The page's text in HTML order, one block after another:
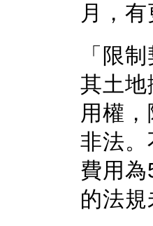
月，
「限
其土
用權
非法
費用
的法